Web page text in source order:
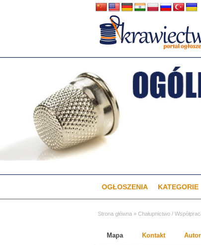
OGŁOSZENIA KATEGORIE
Strona główna » Chałupnictwo /
Mapa Kontakt Autor